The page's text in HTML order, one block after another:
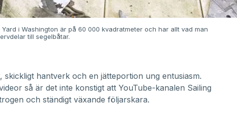
i Washington är på 60 000 kvadratmeter och har allt vad man
till segelbåtar.
skickligt hantverk och en jätteportion ung entusiasm.
så är det inte konstigt att YouTube-kanalen Sailing
och ständigt växande följarskara.